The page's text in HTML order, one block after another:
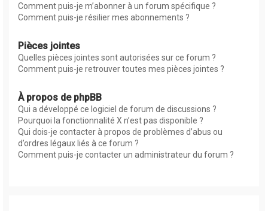
Comment puis-je m’abonner à un forum spécifique ?
Comment puis-je résilier mes abonnements ?
Pièces jointes
Quelles pièces jointes sont autorisées sur ce forum ?
Comment puis-je retrouver toutes mes pièces jointes ?
À propos de phpBB
Qui a développé ce logiciel de forum de discussions ?
Pourquoi la fonctionnalité X n’est pas disponible ?
Qui dois-je contacter à propos de problèmes d’abus ou
d’ordres légaux liés à ce forum ?
Comment puis-je contacter un administrateur du forum ?